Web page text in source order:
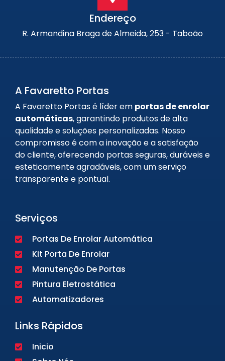
Endereço
R. Armandina Braga de Almeida, 253 - Taboão
A Favaretto Portas
A Favaretto Portas é líder em portas de enrolar
automáticas, garantindo produtos de alta
qualidade e soluções personalizadas. Nosso
compromisso é com a inovação e a satisfação
do cliente, oferecendo portas seguras, duráveis e
esteticamente agradáveis, com um serviço
transparente e pontual.
Serviços
Portas De Enrolar Automática
Kit Porta De Enrolar
Manutenção De Portas
Pintura Eletrostática
Automatizadores
Links Rápidos
Inicio